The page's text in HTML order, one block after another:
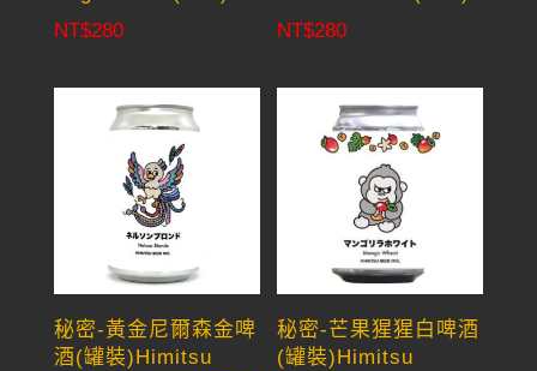
NT$280
NT$280
秘密-黃金尼爾森金啤
酒(罐裝)Himitsu
秘密-芒果猩猩白啤酒
(罐裝)Himitsu